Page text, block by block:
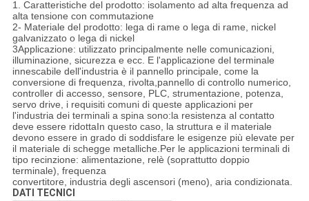
1. Caratteristiche del prodotto: isolamento ad alta frequenza ad
alta tensione con commutazione
2- Materiale del prodotto: lega di rame o lega di rame, nickel
galvanizzato o lega di nickel
3Applicazione: utilizzato principalmente nelle comunicazioni,
illuminazione, sicurezza e ecc. E l'applicazione del terminale
innescabile dell'industria è il pannello principale, come la
conversione di frequenza, rivolta,pannello di controllo numerico,
controller di accesso, sensore, PLC, strumentazione, potenza,
servo drive, i requisiti comuni di queste applicazioni per
l'industria dei terminali a spina sono:la resistenza al contatto
deve essere ridottaIn questo caso, la struttura e il materiale
devono essere in grado di soddisfare le esigenze più elevate per
il materiale di schegge metalliche.Per le applicazioni terminali di
tipo recinzione: alimentazione, relè (soprattutto doppio
terminale), frequenza
convertitore, industria degli ascensori (meno), aria condizionata.
DATI TECNICI